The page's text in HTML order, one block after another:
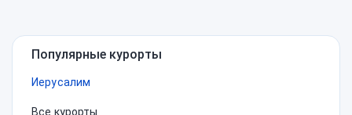
Популярные курорты
Иерусалим
Все курорты